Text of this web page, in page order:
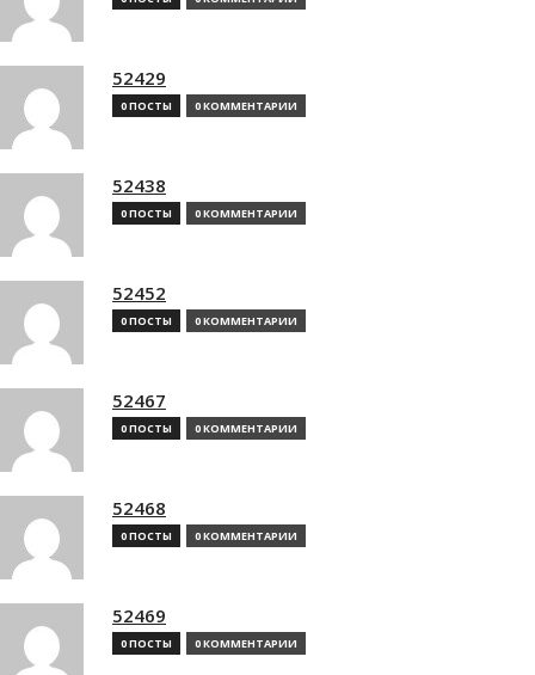
52429
0 ПОСТЫ 0 КОММЕНТАРИИ
52438
0 ПОСТЫ 0 КОММЕНТАРИИ
52452
0 ПОСТЫ 0 КОММЕНТАРИИ
52467
0 ПОСТЫ 0 КОММЕНТАРИИ
52468
0 ПОСТЫ 0 КОММЕНТАРИИ
52469
0 ПОСТЫ 0 КОММЕНТАРИИ